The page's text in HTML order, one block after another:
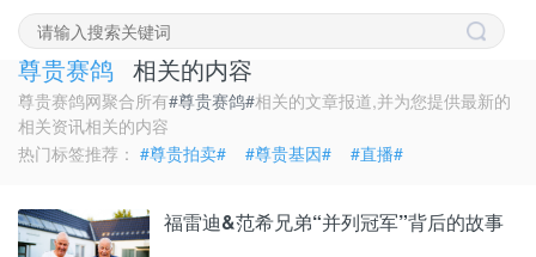
聚合阅读
尊贵赛鸽 相关的内容
尊贵赛鸽网聚合所有#尊贵赛鸽#相关的文章报道,并为您提供最新的
相关资讯相关的内容
热门标签推荐： #尊贵拍卖# #尊贵基因# #直播#
福雷迪&范希兄弟“并列冠军”背后的故事